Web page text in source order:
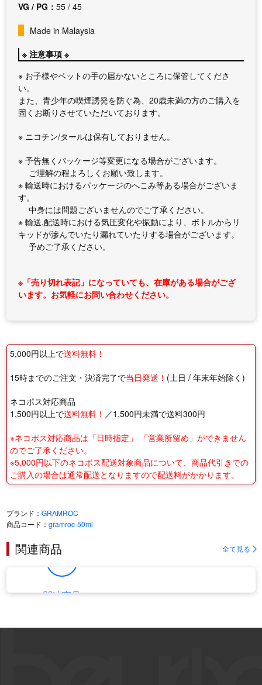
VG / PG：55 / 45
Made in Malaysia
※ 注意事項 ※
※ お子様やペットの手の届かないところに保管してくださ
い。
また、青少年の喫煙誘発を防ぐ為、20歳未満の方のご購入を
固くお断りさせていただいております。
※ ニコチン/タールは保有しておりません。
※ 予告無くパッケージ等変更になる場合がございます。
ご理解の程よろしくお願い致します。
※ 輸送時におけるパッケージのへこみ等ある場合がございま
す。
中身には問題ございませんのでご了承ください。
※ 輸送,配送時における気圧変化や振動により、ボトルからリ
キッドが滲んでいたり漏れていたりする場合がございます。
予めご了承ください。
※「売り切れ表記」になっていても、在庫がある場合がござ
います。お気軽にお問い合わせください。
5,000円以上で送料無料！
15時までのご注文・決済完了で当日発送！ (土日 / 年末年始除く)
ネコポス対応商品
1,500円以上で送料無料！ ／1,500円未満で送料300円
※ネコポス対応商品は「日時指定」 「営業所留め」ができません
のでご了承ください。
※5,000円以下のネコポス配送対象商品について、商品代引きでの
ご購入の場合は通常配送となりますので配送料がかかります。
ブランド：GRAMROC
商品コード：gramroc-50ml
関連商品 全て見る
関連商品